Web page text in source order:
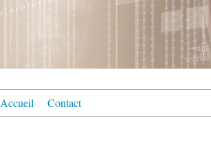
Accueil Contact